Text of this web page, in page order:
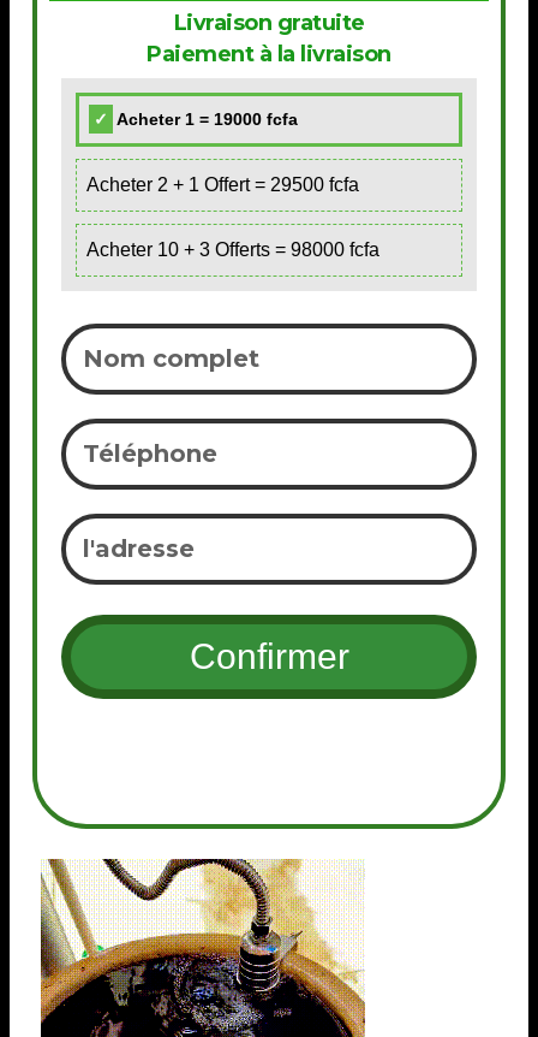
Livraison gratuite
Paiement à la livraison
Acheter 1 = 19000 fcfa
Acheter 2 + 1 Offert = 29500 fcfa
Acheter 10 + 3 Offerts = 98000 fcfa